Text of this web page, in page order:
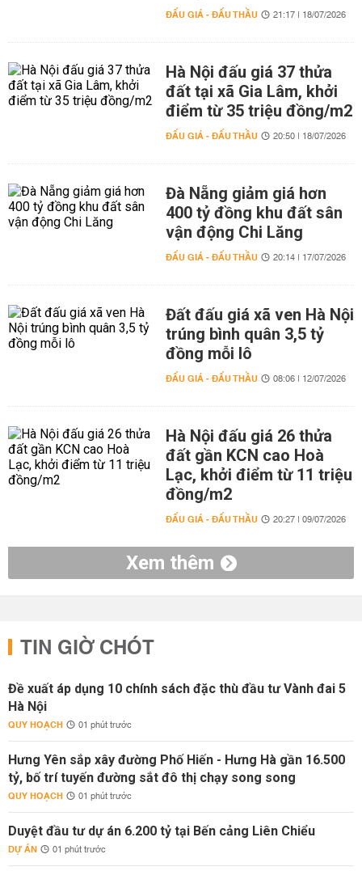
ĐẤU GIÁ - ĐẤU THẦU 21:17 | 18/07/2026
Hà Nội đấu giá 37 thửa
đất tại xã Gia Lâm, khởi
điểm từ 35 triệu đồng/m2
ĐẤU GIÁ - ĐẤU THẦU 20:50 | 18/07/2026
Đà Nẵng giảm giá hơn
400 tỷ đồng khu đất sân
vận động Chi Lăng
ĐẤU GIÁ - ĐẤU THẦU 20:14 | 17/07/2026
Đất đấu giá xã ven Hà Nội
trúng bình quân 3,5 tỷ
đồng mỗi lô
ĐẤU GIÁ - ĐẤU THẦU 08:06 | 12/07/2026
Hà Nội đấu giá 26 thửa
đất gần KCN cao Hoà
Lạc, khởi điểm từ 11 triệu
đồng/m2
ĐẤU GIÁ - ĐẤU THẦU 20:27 | 09/07/2026
Xem thêm
TIN GIỜ CHÓT
Đề xuất áp dụng 10 chính sách đặc thù đầu tư Vành đai 5
Hà Nội
QUY HOẠCH 01 phút trước
Hưng Yên sắp xây đường Phố Hiến - Hưng Hà gần 16.500
tỷ, bố trí tuyến đường sắt đô thị chạy song song
QUY HOẠCH 01 phút trước
Duyệt đầu tư dự án 6.200 tỷ tại Bến cảng Liên Chiểu
DỰ ÁN 01 phút trước